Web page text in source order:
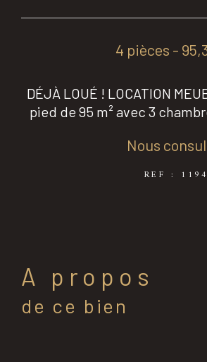
4 pièces -
DÉJÀ LOUÉ ! LOCATION
pied de 95 m² avec 3
Nous
REF : 1194
a propos
de ce bien